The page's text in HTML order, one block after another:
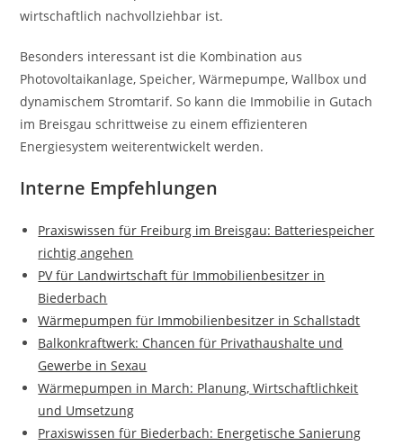
wirtschaftlich nachvollziehbar ist.
Besonders interessant ist die Kombination aus
Photovoltaikanlage, Speicher, Wärmepumpe, Wallbox und
dynamischem Stromtarif. So kann die Immobilie in Gutach
im Breisgau schrittweise zu einem effizienteren
Energiesystem weiterentwickelt werden.
Interne Empfehlungen
Praxiswissen für Freiburg im Breisgau: Batteriespeicher
richtig angehen
PV für Landwirtschaft für Immobilienbesitzer in
Biederbach
Wärmepumpen für Immobilienbesitzer in Schallstadt
Balkonkraftwerk: Chancen für Privathaushalte und
Gewerbe in Sexau
Wärmepumpen in March: Planung, Wirtschaftlichkeit
und Umsetzung
Praxiswissen für Biederbach: Energetische Sanierung